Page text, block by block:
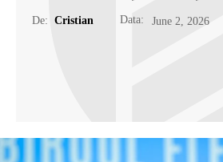
De: Cristian Data: June 2, 2026